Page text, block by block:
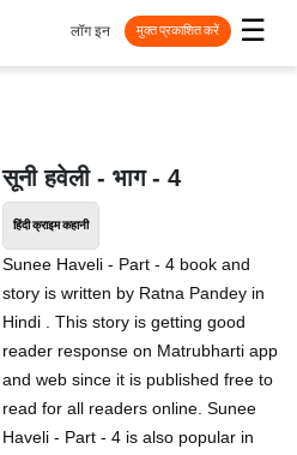
☰
लॉग इन मुक्त प्रकाशित करें
सूनी हवेली - भाग - 4
हिंदी क्राइम कहानी
Sunee Haveli - Part - 4 book and
story is written by Ratna Pandey in
Hindi . This story is getting good
reader response on Matrubharti app
and web since it is published free to
read for all readers online. Sunee
Haveli - Part - 4 is also popular in